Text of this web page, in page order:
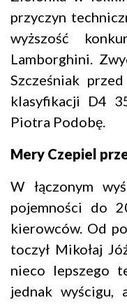
przyczyn
wyższość
Lamborghini.
Szcześniak
klasyfikacji D4
Piotra Podobę.
Mery Czepiel
W łączonym
pojemności do
kierowców. Od
toczył Mikołaj
nieco lepszego
jednak wyścigu,